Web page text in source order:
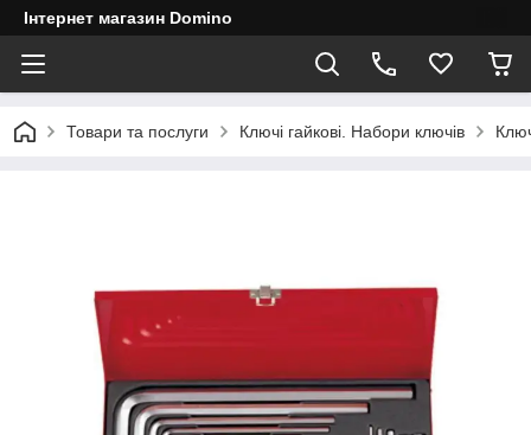
Інтернет магазин Domino
Товари та послуги Ключі гайкові. Набори ключів